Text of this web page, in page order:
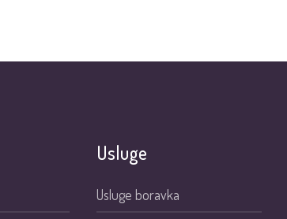
Usluge
Usluge boravka